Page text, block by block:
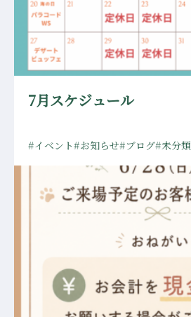
7月スケジュール
イベント お知らせ ブログ 未分類